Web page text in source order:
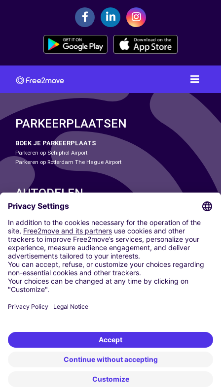
PARKEERPLAATSEN
BOEK JE PARKEERPLAATS
Parkeren op Schiphol Airport
Parkeren op Rotterdam The Hague Airport
AUTODELEN
ONZE STEDEN
Paris
Madrid
Washington DC
Milaan
Rome
Turijn
Wenen
Berlijn
Düsseldorf